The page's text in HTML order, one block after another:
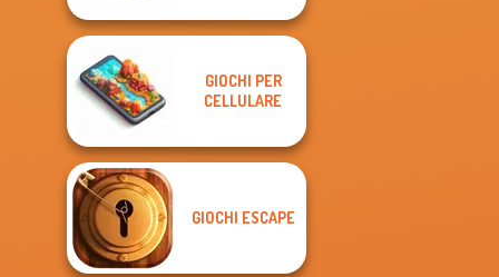
GIOCHI PER
CELLULARE
GIOCHI ESCAPE